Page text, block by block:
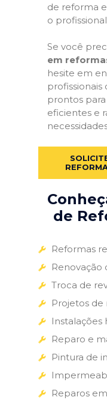
de reforma
o
Se você
em
hesite em
profissionais
prontos
eficientes e
de
Reformas
Troca de
Projetos de
Instalações
Reparo e
Pintura de
Reparos